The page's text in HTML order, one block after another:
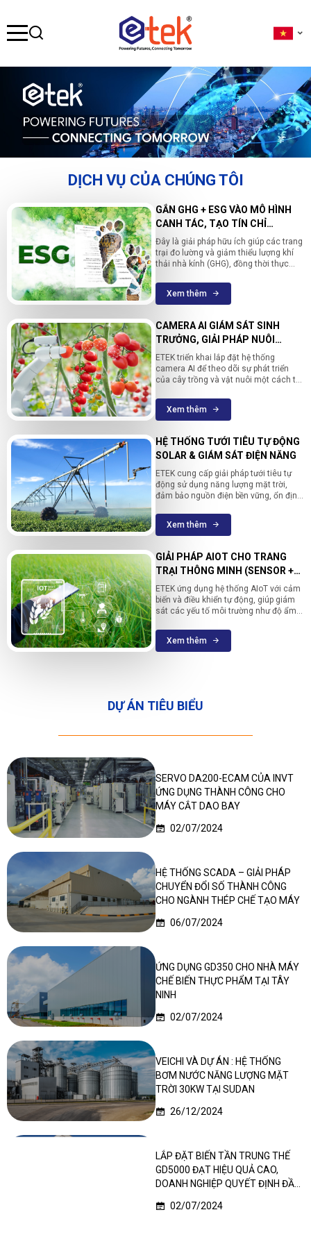
DỊCH VỤ CỦA CHÚNG TÔI
GẮN GHG + ESG VÀO MÔ HÌNH
CANH TÁC, TẠO TÍN CHỈ
CARBON NÔNG NGHIỆP
Đây là giải pháp hữu ích giúp các trang
trại đo lường và giảm thiểu lượng khí
thải nhà kính (GHG), đồng thời thực
trường - Xã hội - Quản trị). Việc này
không chỉ giúp bảo vệ môi trường mà
mang lại nguồn thu nhập mới cho chủ
trang trại và nâng cao giá trị thương
hiệu sản phẩm trên thị trường quốc tế.
Xem thêm
CAMERA AI GIÁM SÁT SINH
TRƯỞNG, GIẢI PHÁP NUÔI
TRỒNG SỐ HÓA
ETEK triển khai lắp đặt hệ thống
camera AI để theo dõi sự phát triển
của cây trồng và vật nuôi một cách tối
phát hiện sớm sâu bệnh, dự báo năng
suất và số hóa toàn bộ quy trình nuôi
cao hiệu quả quản lý mà còn hỗ trợ
truy xuất nguồn gốc nông sản minh
bạch.
Xem thêm
HỆ THỐNG TƯỚI TIÊU TỰ ĐỘNG
SOLAR & GIÁM SÁT ĐIỆN NĂNG
ETEK cung cấp giải pháp tưới tiêu tự
động sử dụng năng lượng mặt trời,
đảm bảo nguồn điện bền vững, ổn định
thời, hệ thống còn được tích hợp chức
năng giám sát điện năng thông minh,
tối ưu hiệu suất và giảm thiểu chi phí
vận hành cho toàn bộ trang trại.
Xem thêm
GIẢI PHÁP AIOT CHO TRANG
TRẠI THÔNG MINH (SENSOR +
ĐIỀU KHIỂN TỰ ĐỘNG)
ETEK ứng dụng hệ thống AIoT với cảm
biến và điều khiển tự động, giúp giám
sát các yếu tố môi trường như độ ẩm,
liệu được phân tích theo thời gian thực,
từ đó tự động kích hoạt hệ thống tưới,
Xem thêm
DỰ ÁN TIÊU BIỂU
SERVO DA200-ECAM CỦA INVT
ỨNG DỤNG THÀNH CÔNG CHO
MÁY CẮT DAO BAY
02/07/2024
HỆ THỐNG SCADA – GIẢI PHÁP
CHUYỂN ĐỔI SỐ THÀNH CÔNG
CHO NGÀNH THÉP CHẾ TẠO MÁY
06/07/2024
ỨNG DỤNG GD350 CHO NHÀ MÁY
CHẾ BIẾN THỰC PHẨM TẠI TÂY
NINH
02/07/2024
VEICHI VÀ DỰ ÁN : HỆ THỐNG
BƠM NƯỚC NĂNG LƯỢNG MẶT
TRỜI 30KW TẠI SUDAN
26/12/2024
LẮP ĐẶT BIẾN TẦN TRUNG THẾ
GD5000 ĐẠT HIỆU QUẢ CAO,
DOANH NGHIỆP QUYẾT ĐỊNH ĐẦU
02/07/2024